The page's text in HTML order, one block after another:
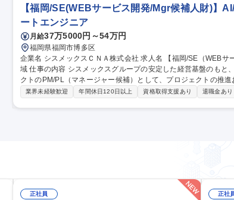
【福岡/SE(WEBサービス開発/Mgr候補人財)】
ートエンジニア
月給37万5000円～54万円
福岡県福岡市博多区
企業名 シスメックスＣＮＡ株式会社 求人名 【福岡/SE（WEBサービス開発/Mgr候補人財）】AI/クラウドの成長領
域 仕事の内容 シスメックスグループの安定した経営基盤のもと、受託開発および新規Webサービス開発プロジェ
クトのPM/PL（マネージャー候補）として、プロジェクトの推進お
託システム開発における要件定義・設計・開発の推進 ・AI・ク
業界未経験歓迎 年間休日120日以上 資格取得支援あり 退職金あり
正社員 正社